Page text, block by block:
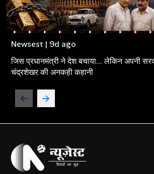
Newsest | 9d ago
जिस प्रधानमंत्री ने देश बचाया... लेकिन अपनी
चंद्रशेखर की अनकही कहानी